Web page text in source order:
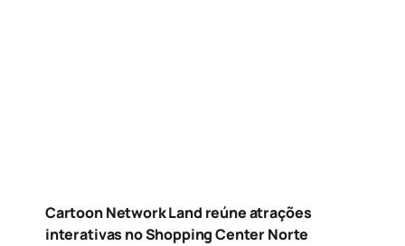
Cartoon Network Land reúne atrações
interativas no Shopping Center Norte